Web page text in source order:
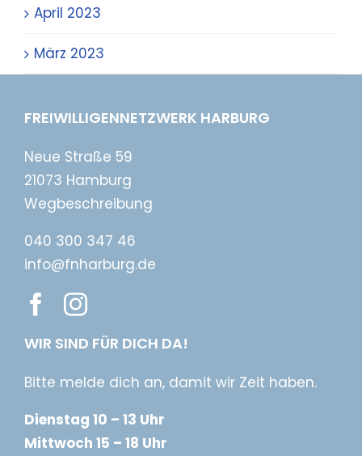
April 2023
März 2023
FREIWILLIGENNETZWERK HARBURG
Neue Straße 59
21073 Hamburg
Wegbeschreibung
040 300 347 46
info@fnharburg.de
WIR SIND FÜR DICH DA!
Bitte melde dich an, damit wir Zeit haben.
Dienstag 10 – 13 Uhr
Mittwoch 15 – 18 Uhr